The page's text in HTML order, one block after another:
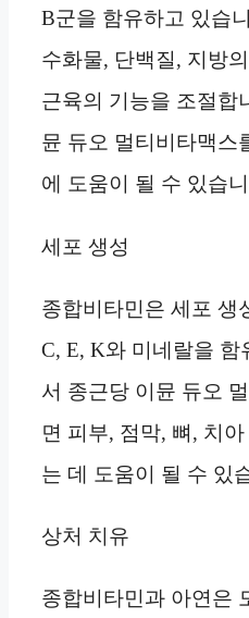
B군을 함유하고 있습
수화물, 단백질, 지방
근육의 기능을 조절합
뮨 듀오 멀티비타맥스
에 도움이 될 수 있습
세포 생성
종합비타민은 세포 생
C, E, K와 미네랄을
서 종근당 이뮨 듀오
면 피부, 점막, 뼈, 치
는 데 도움이 될 수 있
상처 치유
종합비타민과 아연은